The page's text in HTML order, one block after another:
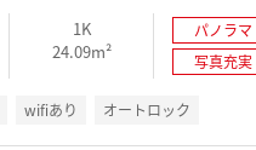
1K
24.09m²
パノラマ
写真充実
wifiあり オートロック